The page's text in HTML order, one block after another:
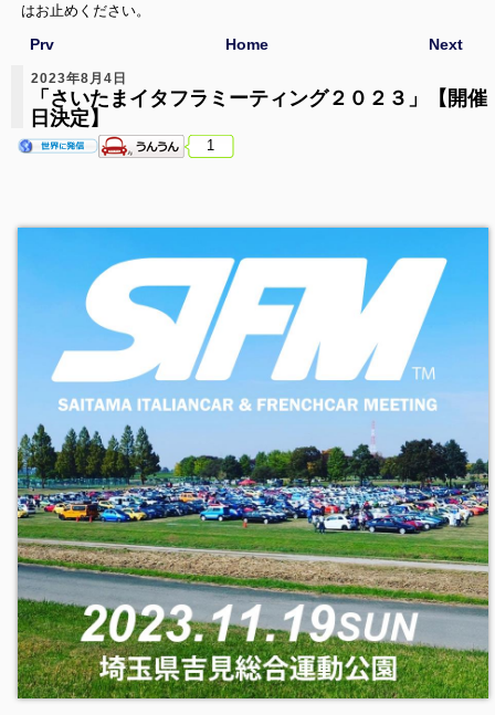
はお止めください。
Next
Prv Home
2023年8月4日
「さいたまイタフラミーティング２０２３」【開催
日決定】
1